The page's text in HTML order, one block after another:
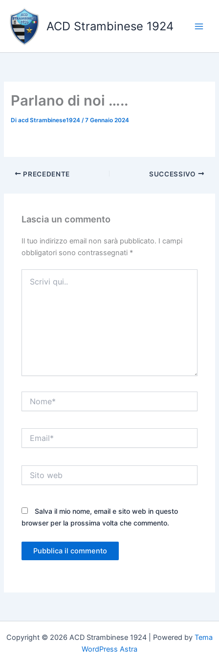
contenuto
ACD Strambinese 1924
Parlano di noi …..
Diacd Strambinese1924/7 Gennaio 2024
PRECEDENTE SUCCESSIVO
Lascia un commento
Il tuo indirizzo email non sarà pubblicato. I campi
obbligatori sono contrassegnati *
qui..
web
Salva il mio nome, email e sito web in questo
browser per la prossima volta che commento.
Copyright © 2026 ACD Strambinese 1924 | Powered by Tema
WordPress Astra